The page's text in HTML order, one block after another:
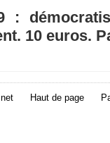
:
10 euros.
Haut de page